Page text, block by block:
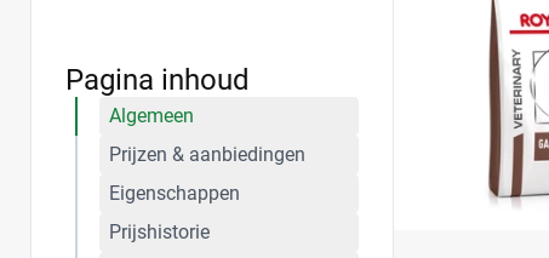
Pagina inhoud
Algemeen
Prijzen & aanbiedingen
Eigenschappen
Prijshistorie